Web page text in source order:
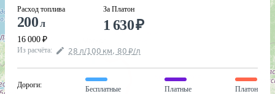
Расход топлива
200л
16 000 ₽
За Платон
1 630₽
Из расчёта: 28 л/100 км, 80 ₽/л
Дороги:
Бесплатные Платные Платон